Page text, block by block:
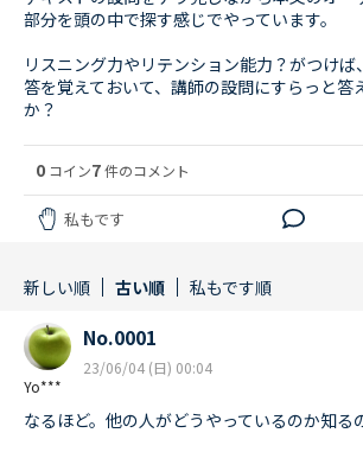
部分を頭の中で探す感じでやっています。
リスニング力やリテンション能力？がつけば
答を覚えておいて、講師の設問にすらっと答
か？
0 コイン7件のコメント
私もです
新しい順 古い順 私もです順
Yo***
No.0001
23/06/04 (日) 00:04
なるほど。他の人がどうやっているのか知る